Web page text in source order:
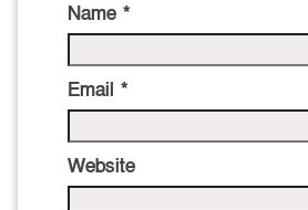
Name *
Email *
Website